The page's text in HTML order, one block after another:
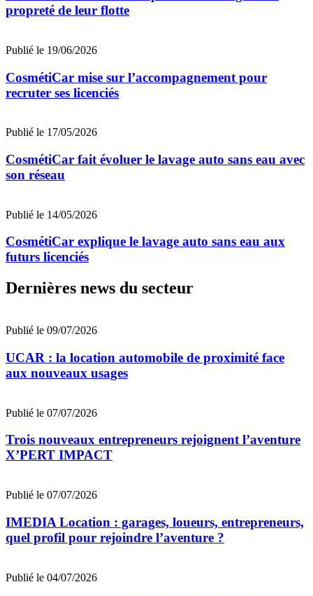
propreté de leur flotte
Publié le 19/06/2026
CosmétiCar mise sur l’accompagnement pour
recruter ses licenciés
Publié le 17/05/2026
CosmétiCar fait évoluer le lavage auto sans eau avec
son réseau
Publié le 14/05/2026
CosmétiCar explique le lavage auto sans eau aux
futurs licenciés
Dernières news du secteur
Publié le 09/07/2026
UCAR : la location automobile de proximité face
aux nouveaux usages
Publié le 07/07/2026
Trois nouveaux entrepreneurs rejoignent l’aventure
X’PERT IMPACT
Publié le 07/07/2026
IMEDIA Location : garages, loueurs, entrepreneurs,
quel profil pour rejoindre l’aventure ?
Publié le 04/07/2026